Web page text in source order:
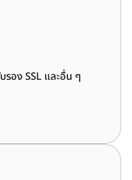
รอง SSL และอื่น ๆ